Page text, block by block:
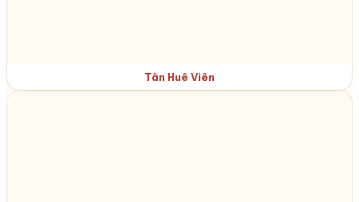
Tân Huê Viên